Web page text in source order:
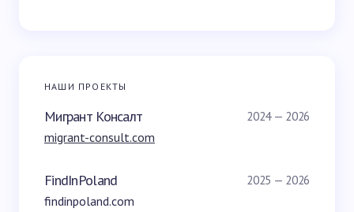
НАШИ ПРОЕКТЫ
Мигрант Консалт 2024 — 2026
migrant-consult.com
FindInPoland 2025 — 2026
findinpoland.com